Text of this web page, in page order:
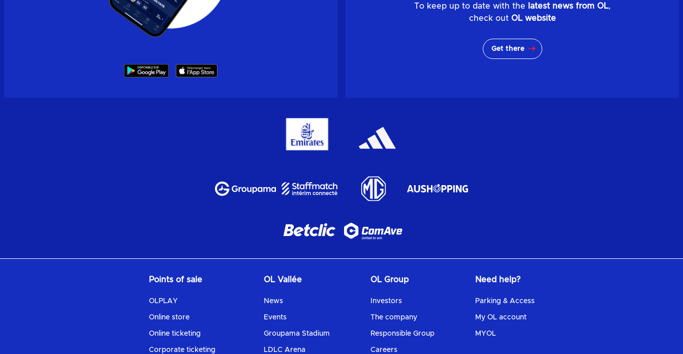
To keep up to date with the latest news from OL,
check out OL website
Get there
Points of sale
OLPLAY
Online store
Online ticketing
Corporate ticketing
OL Vallée
News
Events
Groupama Stadium
LDLC Arena
OL Group
Investors
The company
Responsible Group
Careers
Need help?
Parking & Access
My OL account
MYOL